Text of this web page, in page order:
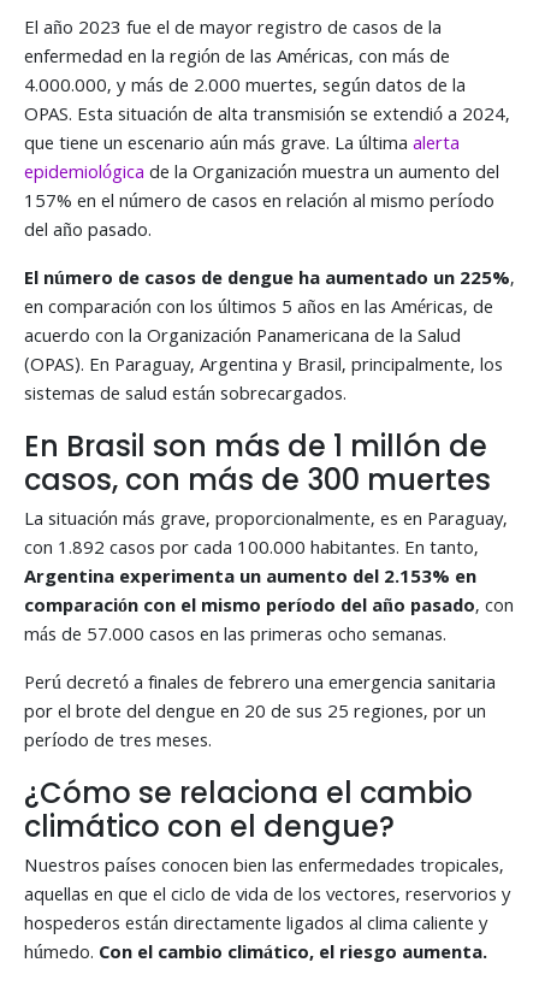
El año 2023 fue el de mayor registro de casos de la
enfermedad en la región de las Américas, con más de
4.000.000, y más de 2.000 muertes, según datos de la
OPAS. Esta situación de alta transmisión se extendió a 2024,
que tiene un escenario aún más grave. La últimaalerta
epidemiológicade la Organización muestra un aumento del
157% en el número de casos en relación al mismo período
del año pasado.
El número de casos de dengue ha aumentado un 225%,
en comparación con los últimos 5 años en las Américas, de
acuerdo con la Organización Panamericana de la Salud
(OPAS). En Paraguay, Argentina y Brasil, principalmente, los
sistemas de salud están sobrecargados.
En Brasil son más de 1 millón de
casos, con más de 300 muertes
La situación más grave, proporcionalmente, es en Paraguay,
con 1.892 casos por cada 100.000 habitantes. En tanto,
Argentina experimenta un aumento del 2.153% en
comparación con el mismo período del año pasado, con
más de 57.000 casos en las primeras ocho semanas.
Perú decretó a finales de febrero una emergencia sanitaria
por el brote del dengue en 20 de sus 25 regiones, por un
período de tres meses.
¿Cómo se relaciona el cambio
climático con el dengue?
Nuestros países conocen bien las enfermedades tropicales,
aquellas en que el ciclo de vida de los vectores, reservorios y
hospederos están directamente ligados al clima caliente y
húmedo. Con el cambio climático, el riesgo aumenta.